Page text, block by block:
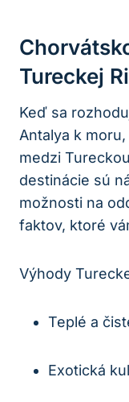
Tureckej
Keď sa
Antalya k
medzi
destinácie sú
možnosti na
faktov, ktoré
Výhody
Teplé a
Exotická